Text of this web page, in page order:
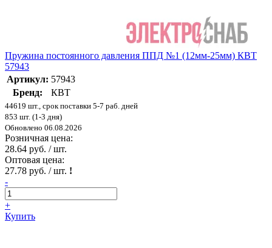
Пружина постоянного давления ППД №1 (12мм-25мм) КВТ
57943
Артикул: 57943
Бренд:
КВТ
44619 шт., срок поставки 5-7 раб. дней
853 шт. (1-3 дня)
Обновлено 06.08.2026
Розничная цена:
28.64 руб. / шт.
Оптовая цена:
27.78 руб. / шт. !
-
+
Купить